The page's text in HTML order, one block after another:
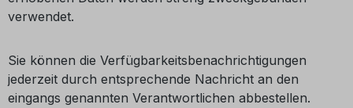
verwendet.
Sie können die Verfügbarkeitsbenachrichtigungen
jederzeit durch entsprechende Nachricht an den
eingangs genannten Verantwortlichen abbestellen.